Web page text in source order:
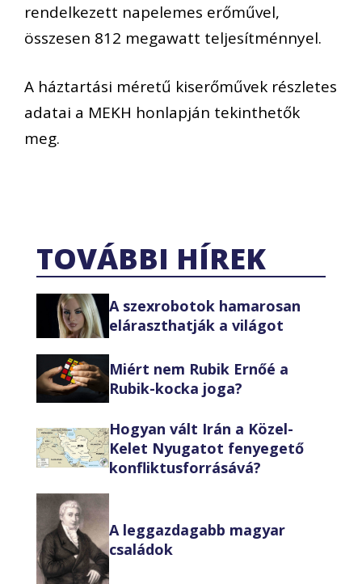
rendelkezett napelemes erőművel,
összesen 812 megawatt teljesítménnyel.
A háztartási méretű kiserőművek részletes
adatai a MEKH honlapján tekinthetők
meg.
TOVÁBBI HÍREK
A szexrobotok hamarosan
eláraszthatják a világot
Miért nem Rubik Ernőé a
Rubik-kocka joga?
Hogyan vált Irán a Közel-
Kelet Nyugatot fenyegető
konfliktusforrásává?
A leggazdagabb magyar
családok